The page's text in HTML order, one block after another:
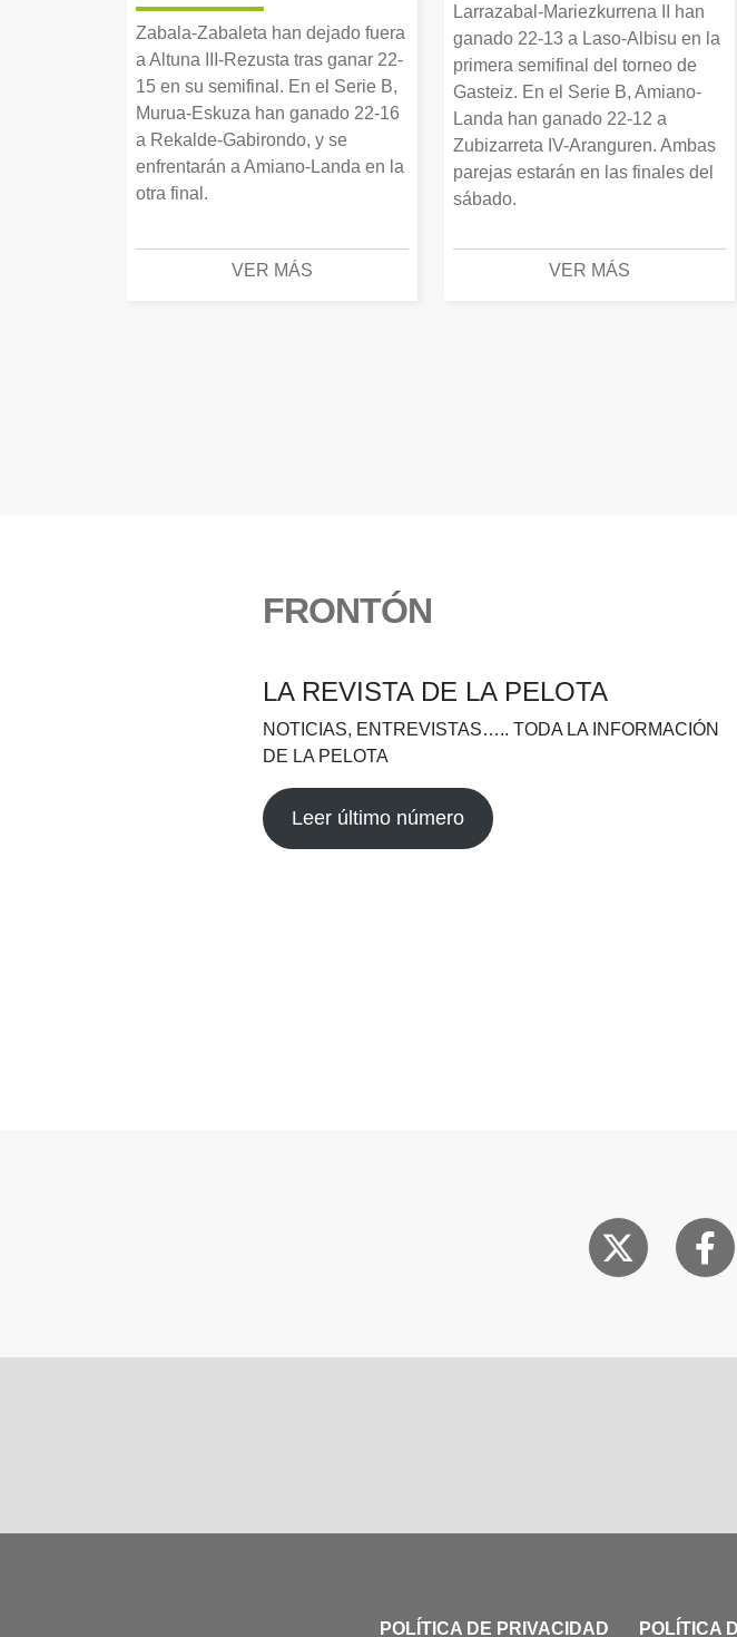
Zabala-Zabaleta han dejado fuera
a Altuna III-Rezusta tras ganar 22-
15 en su semifinal. En el Serie B,
Murua-Eskuza han ganado 22-16
a Rekalde-Gabirondo, y se
enfrentarán a Amiano-Landa en la
otra final.
VER MÁS
Larrazabal-Mariezkurrena II han
ganado 22-13 a Laso-Albisu en la
primera semifinal del torneo de
Gasteiz. En el Serie B, Amiano-
Landa han ganado 22-12 a
Zubizarreta IV-Aranguren. Ambas
parejas estarán en las finales del
sábado.
VER MÁS
FRONTÓN
LA REVISTA DE LA PELOTA
NOTICIAS, ENTREVISTAS….. TODA LA INFORMACIÓN
DE LA PELOTA
Leer último número
POLÍTICA DE PRIVACIDAD POLÍTICA